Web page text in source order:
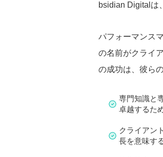
bsidian Digitalは
パフォーマンス
の名前がクライ
の成功は、彼ら
専門知識と
卓越するた
クライアン
長を意味す